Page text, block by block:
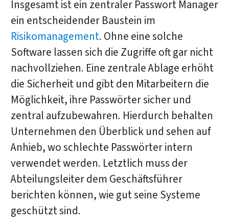
Insgesamt ist ein zentraler Passwort Manager
ein entscheidender Baustein im
Risikomanagement. Ohne eine solche
Software lassen sich die Zugriffe oft gar nicht
nachvollziehen. Eine zentrale Ablage erhöht
die Sicherheit und gibt den Mitarbeitern die
Möglichkeit, ihre Passwörter sicher und
zentral aufzubewahren. Hierdurch behalten
Unternehmen den Überblick und sehen auf
Anhieb, wo schlechte Passwörter intern
verwendet werden. Letztlich muss der
Abteilungsleiter dem Geschäftsführer
berichten können, wie gut seine Systeme
geschützt sind.